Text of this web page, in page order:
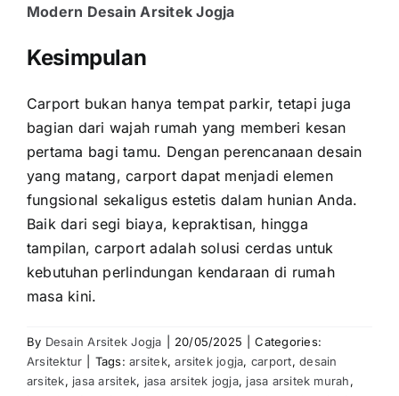
Modern Desain Arsitek Jogja
Kesimpulan
Carport bukan hanya tempat parkir, tetapi juga
bagian dari wajah rumah yang memberi kesan
pertama bagi tamu. Dengan perencanaan desain
yang matang, carport dapat menjadi elemen
fungsional sekaligus estetis dalam hunian Anda.
Baik dari segi biaya, kepraktisan, hingga
tampilan, carport adalah solusi cerdas untuk
kebutuhan perlindungan kendaraan di rumah
masa kini.
By Desain Arsitek Jogja 20/05/2025
Categories:
Arsitektur
Tags:arsitek,arsitek jogja, carport,desain
arsitek, jasa arsitek, jasa arsitek jogja, jasa arsitek murah,